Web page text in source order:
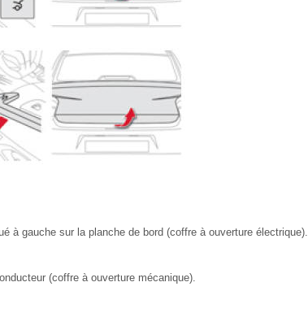
à gauche sur la planche de bord (coffre à ouverture électrique).
(coffre à ouverture mécanique).